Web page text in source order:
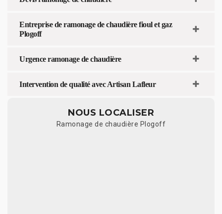
Entreprise de ramonage de chaudière fioul et gaz
Plogoff
Urgence ramonage de chaudière
Intervention de qualité avec Artisan Lafleur
NOUS LOCALISER
Ramonage de chaudière Plogoff